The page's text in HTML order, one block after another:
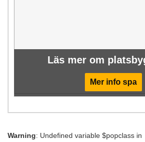
Läs mer om
Mer info spa
Warning: Undefined variable $popclass in